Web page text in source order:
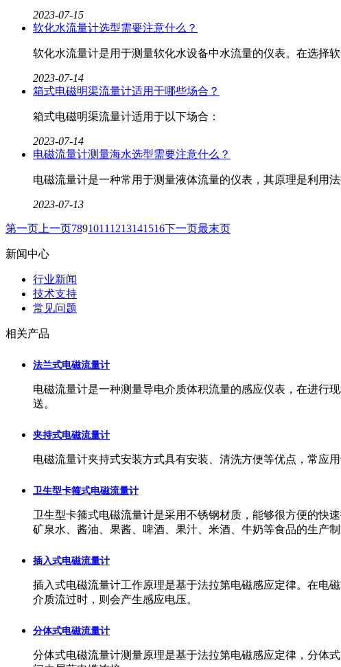
2023-07-15
软化水流量计选型需要注意什么？
软化水流量计是用于测量软化水设备中水流量的仪表。在选择
2023-07-14
箱式电磁明渠流量计适用于哪些场合？
箱式电磁明渠流量计​适用于以下场合：
2023-07-14
电磁流量计测量海水选型需要注意什么？
电磁流量计​是一种常用于测量液体流量的仪表，其原理是利用
2023-07-13
第一页 上一页7891011 1213141516下一页最末页
新闻中心
行业新闻
技术支持
常见问题
相关产品
法兰式电磁流量计
电磁流量计是一种测量导电介质体积流量的感应仪表，在进行
送。
夹持式电磁流量计
电磁流量计夹持式安装方式具有安装、清洗方便等优点，常应
卫生型卡箍式电磁流量计
卫生型卡箍式电磁流量计是采用不锈钢材质，能够很方便的快
矿泉水、酱油、果酱、啤酒、果汁、米酒、牛奶等食品的生产
插入式电磁流量计
插入式电磁流量计工作原理是基于法拉第电磁感应定律。在电
介质流过时，则会产生感应电压。
分体式电磁流量计
分体式电磁流量计测量原理是基于法拉第电磁感应定律，分体